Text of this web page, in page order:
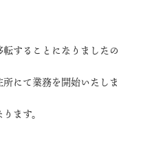
することになりましたの
にて業務を開始いたしま
ます。